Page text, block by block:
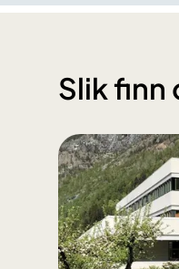
Slik finn